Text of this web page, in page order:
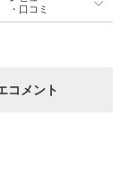
・口コミ
コメント